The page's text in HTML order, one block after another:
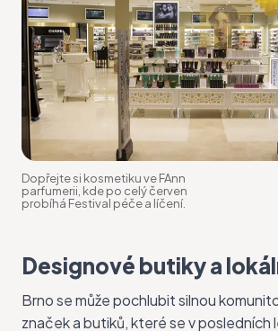
Dopřejte si kosmetiku ve FAnn
parfumerii, kde po celý červen
probíhá Festival péče a líčení.
Designové butiky a
Brno se může pochlubit silnou
značek a butiků, které se v posledních